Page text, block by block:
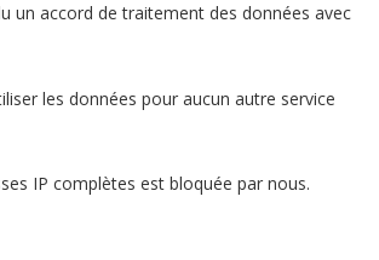
un accord de traitement des données avec
les données pour aucun autre service
IP complètes est bloquée par nous.